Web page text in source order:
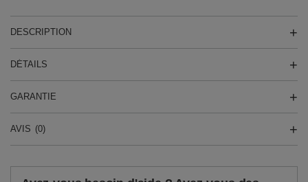
DESCRIPTION
DÉTAILS
GARANTIE
AVIS (0)